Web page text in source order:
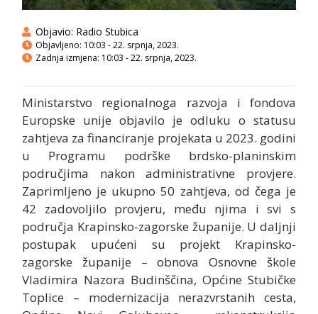
Objavio: Radio Stubica
Objavljeno: 10:03 - 22. srpnja, 2023.
Zadnja izmjena: 10:03 - 22. srpnja, 2023.
Ministarstvo regionalnoga razvoja i fondova
Europske unije objavilo je odluku o statusu
zahtjeva za financiranje projekata u 2023. godini
u Programu podrške brdsko-planinskim
područjima nakon administrativne provjere.
Zaprimljeno je ukupno 50 zahtjeva, od čega je
42 zadovoljilo provjeru, među njima i svi s
područja Krapinsko-zagorske županije. U daljnji
postupak upućeni su projekt Krapinsko-
zagorske županije – obnova Osnovne škole
Vladimira Nazora Budinščina, Općine Stubičke
Toplice – modernizacija nerazvrstanih cesta,